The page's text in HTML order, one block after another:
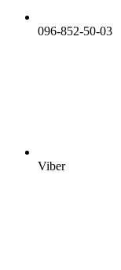
096-852-50-03
Viber